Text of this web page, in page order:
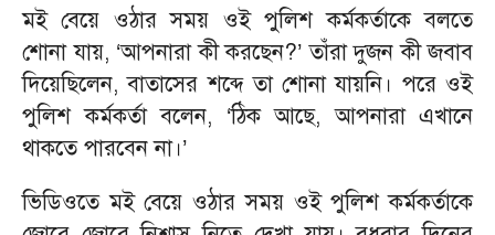
মই বেয়ে ওঠার সময় ওই পুলিশ কর্মকর্তাকে বলতে
শোনা যায়, ‘আপনারা কী করছেন?’ তাঁরা দুজন কী জবাব
দিয়েছিলেন, বাতাসের শব্দে তা শোনা যায়নি। পরে ওই
পুলিশ কর্মকর্তা বলেন, ‘ঠিক আছে, আপনারা এখানে
থাকতে পারবেন না।’
ভিডিওতে মই বেয়ে ওঠার সময় ওই পুলিশ কর্মকর্তাকে